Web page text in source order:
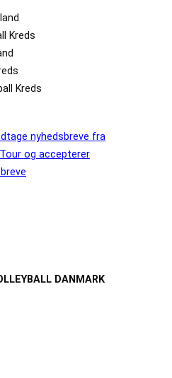
Kreds
Kreds
nyhedsbreve fra
og accepterer
DANMARK